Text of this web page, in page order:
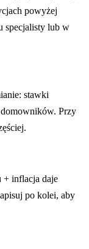
powyżej
specjalisty lub w
stawki
Przy
+ inflacja daje
po kolei, aby